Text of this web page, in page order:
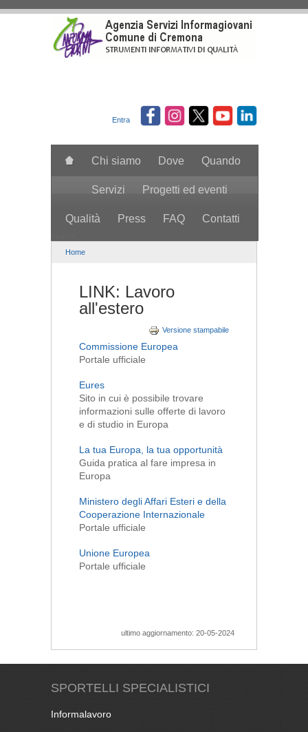
Entra
Chi siamo Dove Quando
Servizi Progetti ed eventi
Qualità Press FAQ Contatti
Home
LINK: Lavoro
all'estero
Versione stampabile
Commissione Europea
Portale ufficiale
Eures
Sito in cui è possibile trovare
informazioni sulle offerte di lavoro
e di studio in Europa
La tua Europa, la tua opportunità
Guida pratica al fare impresa in
Europa
Ministero degli Affari Esteri e della
Cooperazione Internazionale
Portale ufficiale
Unione Europea
Portale ufficiale
ultimo aggiornamento: 20-05-2024
SPORTELLI SPECIALISTICI
Informalavoro